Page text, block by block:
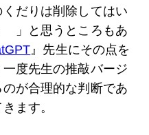
だりは削除してはい
」と思うところもあ
』先生にその点を
度先生の推敲バージ
が合理的な判断であ
ます。